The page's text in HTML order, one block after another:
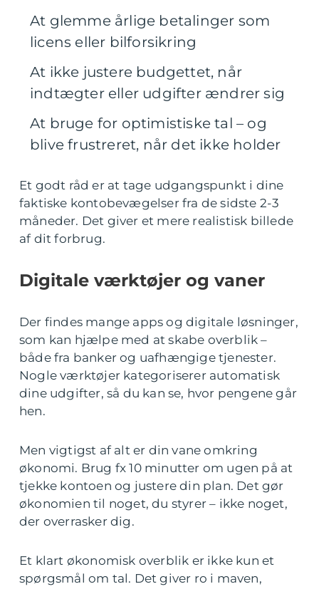
At glemme årlige betalinger som
licens eller bilforsikring
At ikke justere budgettet, når
indtægter eller udgifter ændrer sig
At bruge for optimistiske tal – og
blive frustreret, når det ikke holder
Et godt råd er at tage udgangspunkt i dine
faktiske kontobevægelser fra de sidste 2-3
måneder. Det giver et mere realistisk billede
af dit forbrug.
Digitale værktøjer og vaner
Der findes mange apps og digitale løsninger,
som kan hjælpe med at skabe overblik –
både fra banker og uafhængige tjenester.
Nogle værktøjer kategoriserer automatisk
dine udgifter, så du kan se, hvor pengene går
hen.
Men vigtigst af alt er din vane omkring
økonomi. Brug fx 10 minutter om ugen på at
tjekke kontoen og justere din plan. Det gør
økonomien til noget, du styrer – ikke noget,
der overrasker dig.
Et klart økonomisk overblik er ikke kun et
spørgsmål om tal. Det giver ro i maven,